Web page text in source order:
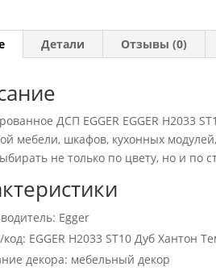
Детали Отзывы (0)
ДСП EGGER EGGER H2033
мебели, шкафов, кухонных
не только по цвету, но и по
Egger
EGGER H2033 ST10 Дуб Хантон
декора: мебельный декор